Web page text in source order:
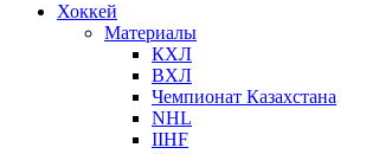
Хоккей
Материалы
КХЛ
ВХЛ
Чемпионат Казахстана
NHL
IIHF